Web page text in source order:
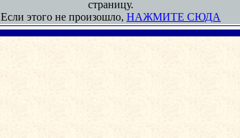
страницу.
Если этого не произошло, НАЖМИТЕ СЮДА